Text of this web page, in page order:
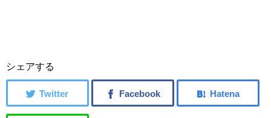
シェアする